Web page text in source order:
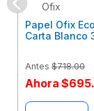
Ofix
Papel Ofix
Carta Blanco
Antes $718.00
Ahora $695.